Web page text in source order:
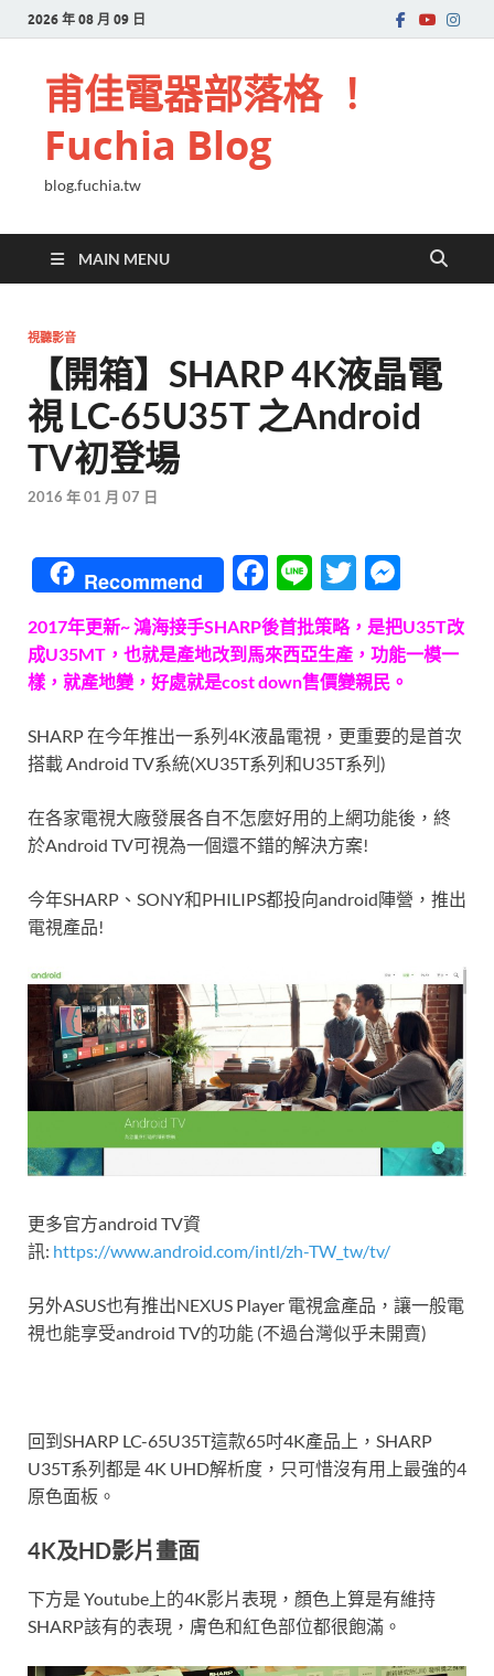
2026 年 08 月 09 日
甫佳電器部落格 ！
Fuchia Blog
blog.fuchia.tw
MAIN MENU
視聽影音
【開箱】SHARP 4K液晶電
視 LC-65U35T 之Android
TV初登場
2016 年 01 月 07 日
Recommend
F
ac
e
b
o
k
Li
n
e
T
w
itt
er
es
se
n
er
2017年更新~ 鴻海接手SHARP後首批策略，是把U35T改
成U35MT，也就是產地改到馬來西亞生產，功能一模一
樣，就產地變，好處就是cost down售價變親民。
SHARP 在今年推出一系列4K液晶電視，更重要的是首次
搭載 Android TV系統(XU35T系列和U35T系列)
在各家電視大廠發展各自不怎麼好用的上網功能後，終
於Android TV可視為一個還不錯的解決方案!
今年SHARP、SONY和PHILIPS都投向android陣營，推出
電視產品!
更多官方android TV資
訊: https://www.android.com/intl/zh-TW_tw/tv/
另外ASUS也有推出NEXUS Player 電視盒產品，讓一般電
視也能享受android TV的功能 (不過台灣似乎未開賣)
回到SHARP LC-65U35T這款65吋4K產品上，SHARP
U35T系列都是 4K UHD解析度，只可惜沒有用上最強的4
原色面板。
4K及HD影片畫面
下方是 Youtube上的4K影片表現，顏色上算是有維持
SHARP該有的表現，膚色和紅色部位都很飽滿。